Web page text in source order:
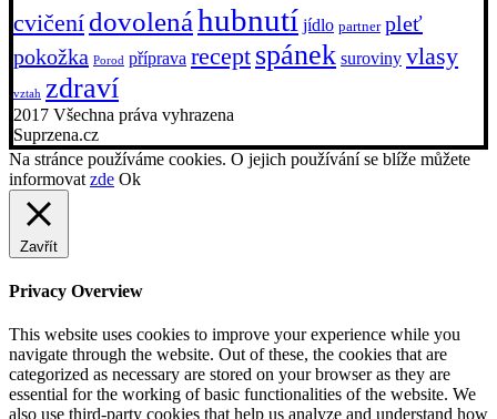
cvičení dovolenáhubnutí jídlo partner pleť
pokožka Porod příprava recept spánek suroviny vlasy
vztah zdraví
2017 Všechna práva vyhrazena
Suprzena.cz
Na stránce používáme cookies. O jejich používání se blíže můžete
informovat zde Ok
Zavřít
Privacy Overview
This website uses cookies to improve your experience while you
navigate through the website. Out of these, the cookies that are
categorized as necessary are stored on your browser as they are
essential for the working of basic functionalities of the website. We
also use third-party cookies that help us analyze and understand how